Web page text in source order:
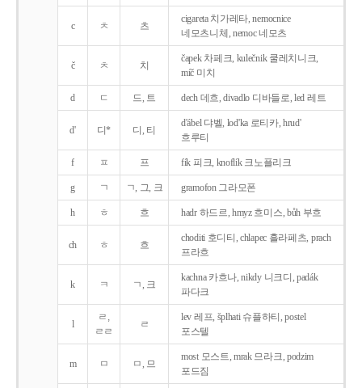
c ㅊ 츠
cigareta 치가레타, nemocnice
네모츠니체, nemoc 네모츠
č ㅊ 치
čapek 차페크, kulečnik 쿨레치니크,
míč 미치
d ㄷ 드, 트 dech 데흐, divadlo 디바들로, led 레트
d' 디* 디, 티
d'ábel 댜벨, lod'ka 로티카, hrud'
흐루티
f ㅍ 프 fík 피크, knoflík 크노플리크
g ㄱ ㄱ, 그, 크 gramofon 그라모폰
h ㅎ 흐 hadr 하드르, hmyz 흐미스, bůh 부흐
ch ㅎ 흐
choditi 호디티, chlapec 흘라페츠, prach
프라흐
k ㅋ ㄱ, 크
kachna 카흐나, nikdy 니크디, padák
파다크
l
ㄹ,
ㄹㄹ
ㄹ
lev 레프, šplhati 슈플하티, postel
포스텔
m ㅁ ㅁ, 므
most 모스트, mrak 므라크, podzim
포드짐